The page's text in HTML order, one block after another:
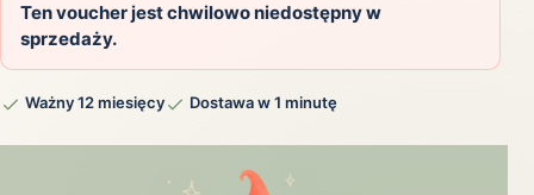
Ten voucher jest chwilowo niedostępny w
sprzedaży.
Ważny 12 miesięcy Dostawa w 1 minutę